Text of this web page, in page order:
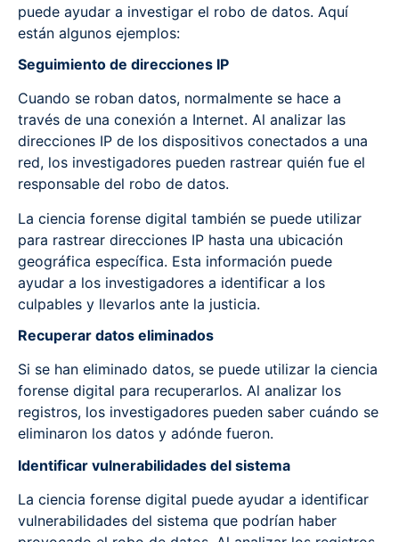
puede ayudar a investigar el robo de datos. Aquí
están algunos ejemplos:
Seguimiento de direcciones IP
Cuando se roban datos, normalmente se hace a
través de una conexión a Internet. Al analizar las
direcciones IP de los dispositivos conectados a una
red, los investigadores pueden rastrear quién fue el
responsable del robo de datos.
La ciencia forense digital también se puede utilizar
para rastrear direcciones IP hasta una ubicación
geográfica específica. Esta información puede
ayudar a los investigadores a identificar a los
culpables y llevarlos ante la justicia.
Recuperar datos eliminados
Si se han eliminado datos, se puede utilizar la ciencia
forense digital para recuperarlos. Al analizar los
registros, los investigadores pueden saber cuándo se
eliminaron los datos y adónde fueron.
Identificar vulnerabilidades del sistema
La ciencia forense digital puede ayudar a identificar
vulnerabilidades del sistema que podrían haber